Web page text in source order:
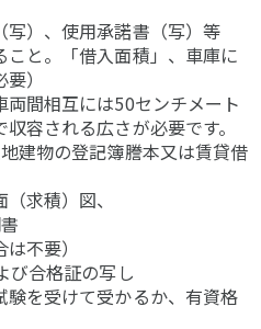
）、使用承諾書（写）等
こと。「借入面積」、車庫に
）
間相互には50センチメート
容される広さが必要です。
建物の登記簿謄本又は賃貸借
求積）図、
は不要）
合格証の写し
験を受けて受かるか、有資格